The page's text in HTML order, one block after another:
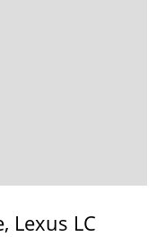
Lexus LC